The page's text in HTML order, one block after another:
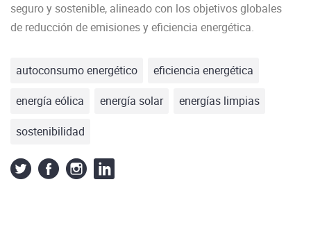
seguro y sostenible, alineado con los objetivos globales
de reducción de emisiones y eficiencia energética.
autoconsumo energético
eficiencia energética
energía eólica
energía solar
energías limpias
sostenibilidad